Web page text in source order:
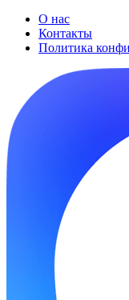
О нас
Контакты
Политика